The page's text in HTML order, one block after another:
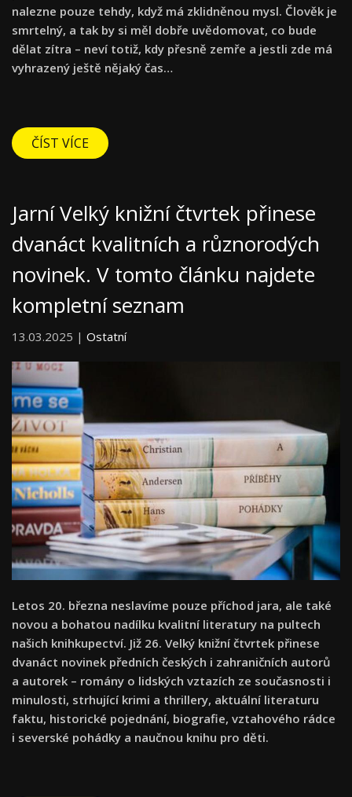
nalezne pouze tehdy, když má zklidněnou mysl. Člověk je
smrtelný, a tak by si měl dobře uvědomovat, co bude
dělat zítra – neví totiž, kdy přesně zemře a jestli zde má
vyhrazený ještě nějaký čas…
ČÍST VÍCE
Jarní Velký knižní čtvrtek přinese
dvanáct kvalitních a různorodých
novinek. V tomto článku najdete
kompletní seznam
13.03.2025 | Ostatní
Letos 20. března neslavíme pouze příchod jara, ale také
novou a bohatou nadílku kvalitní literatury na pultech
našich knihkupectví. Již 26. Velký knižní čtvrtek přinese
dvanáct novinek předních českých i zahraničních autorů
a autorek – romány o lidských vztazích ze současnosti i
minulosti, strhující krimi a thrillery, aktuální literaturu
faktu, historické pojednání, biografie, vztahového rádce
i severské pohádky a naučnou knihu pro děti.